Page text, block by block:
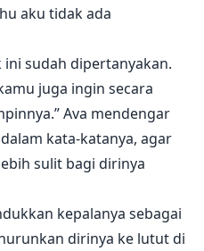
aku tidak ada
ini sudah dipertanyakan.
juga ingin secara
Ava mendengar
kata-katanya, agar
sulit bagi dirinya
kepalanya sebagai
dirinya ke lutut di